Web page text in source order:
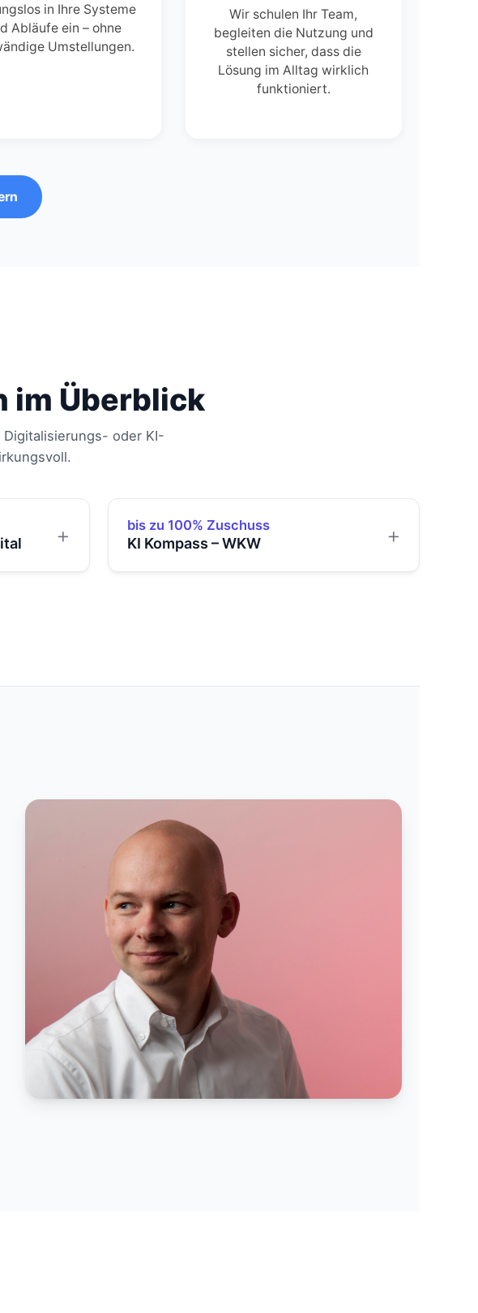
in Ihre Systeme
Abläufe ein – ohne
Umstellungen.
Wir schulen Ihr Team,
begleiten die Nutzung und
stellen sicher, dass die
Lösung im Alltag wirklich
funktioniert.
im Überblick
oder KI-
bis zu 100% Zuschuss
KI Kompass – WKW